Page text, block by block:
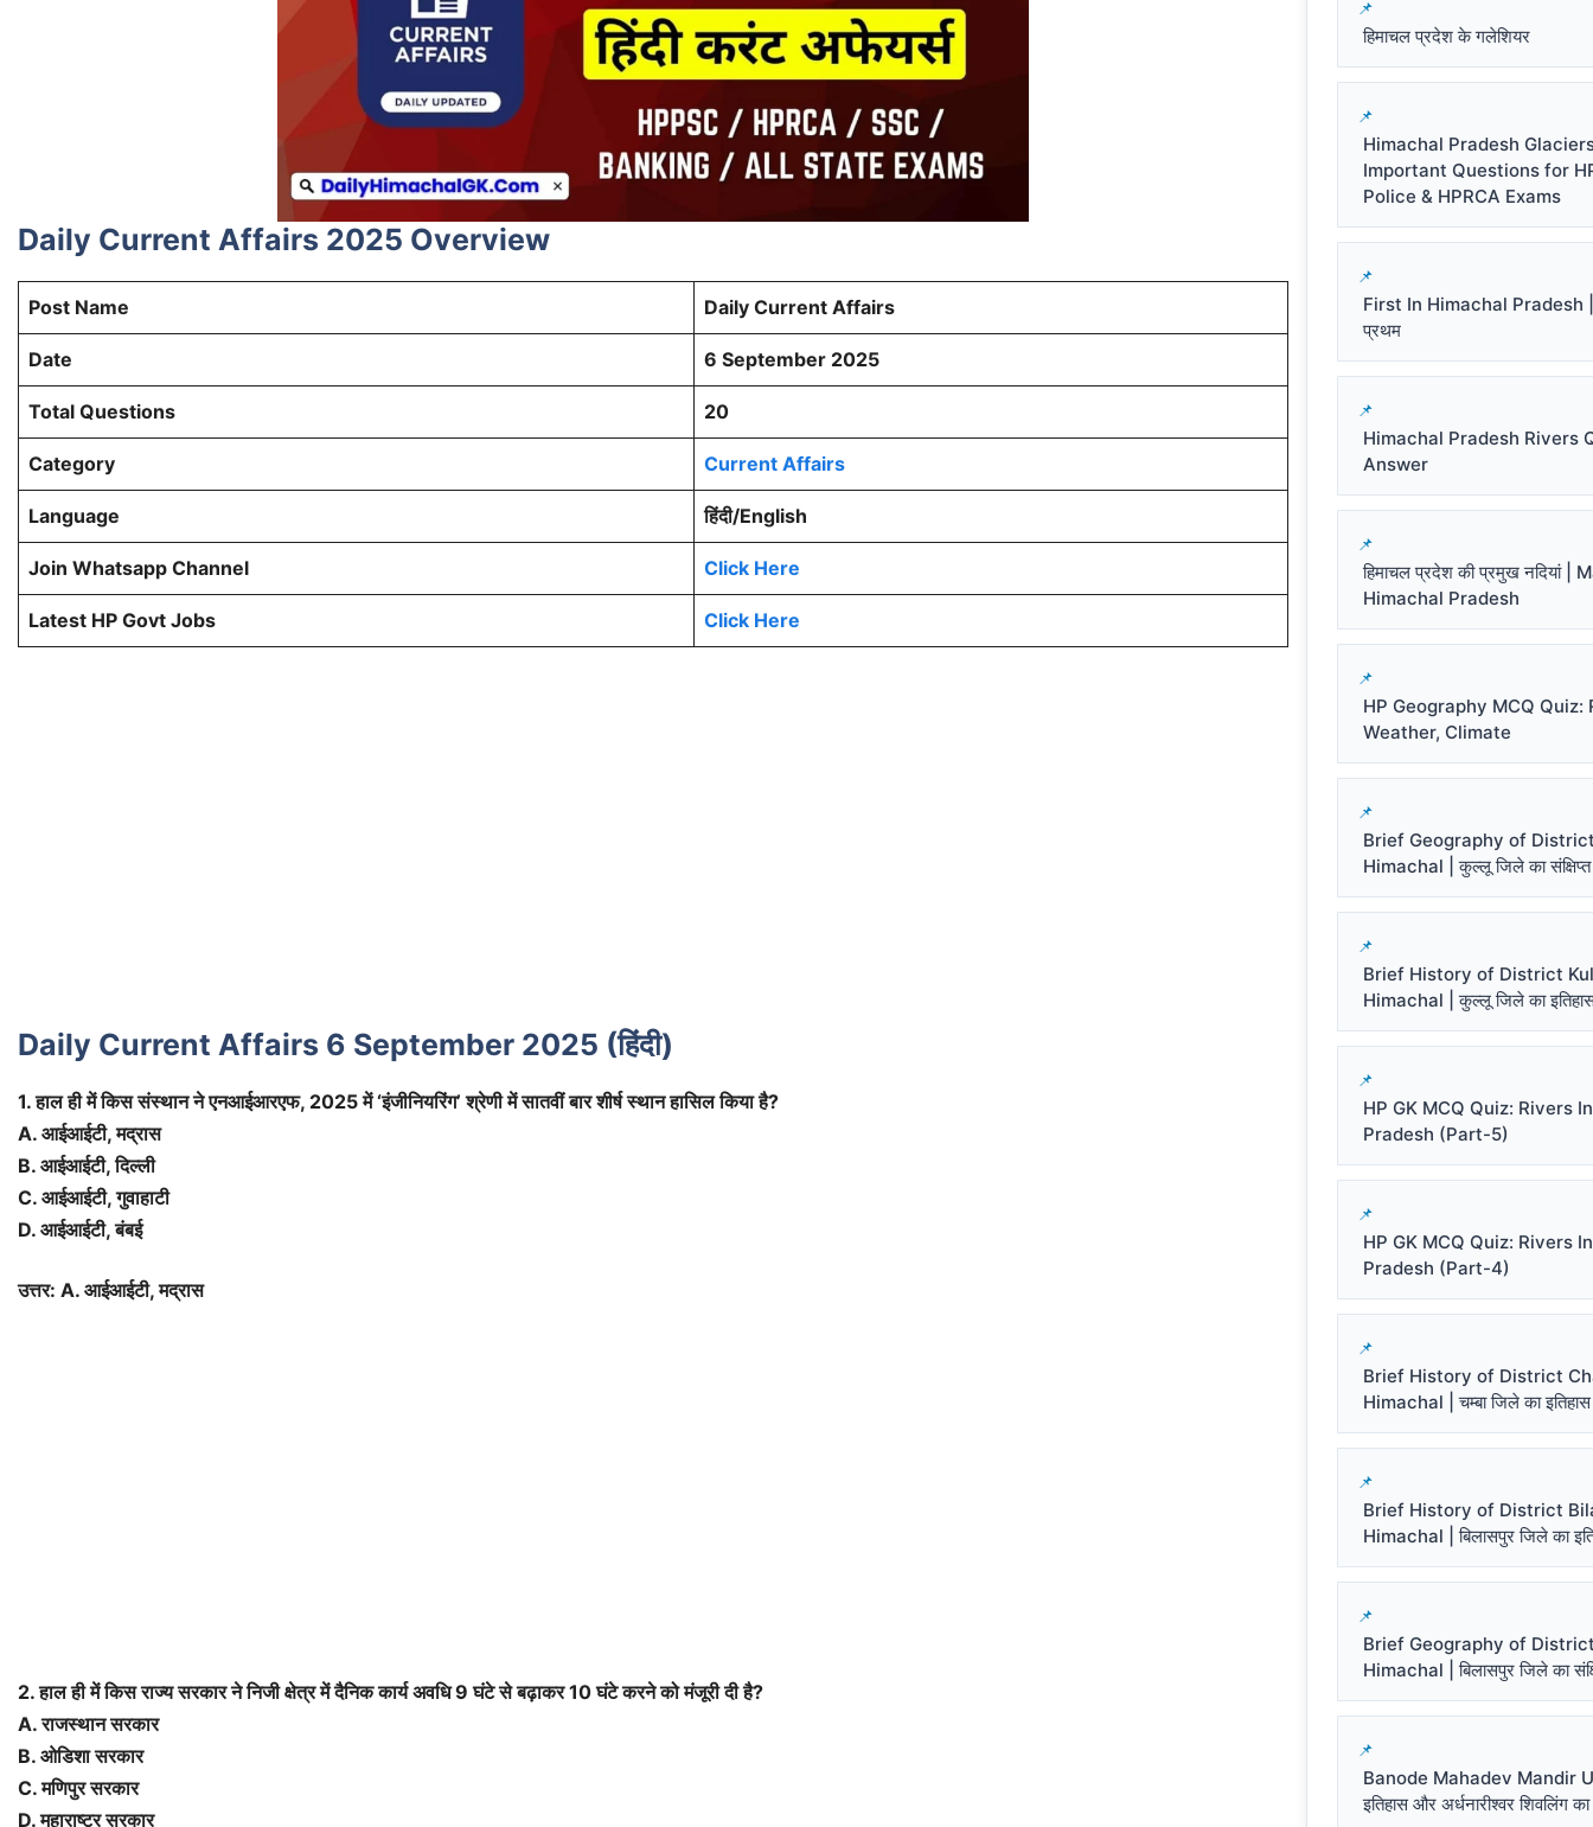
Daily Current Affairs 2025 Overview
Post Name Daily Current Affairs
Date 6 September 2025
Total Questions 20
Category Current Affairs
Language हिंदी/English
Join Whatsapp Channel Click Here
Latest HP Govt Jobs Click Here
Daily Current Affairs 6 September 2025 (हिंदी)
1. हाल ही में किस संस्थान ने एनआईआरएफ, 2025 में ‘इंजीनियरिंग’ श्रेणी में सातवीं बार शीर्ष स्थान हासिल किया है?
A. आईआईटी, मद्रास
B. आईआईटी, दिल्ली
C. आईआईटी, गुवाहाटी
D. आईआईटी, बंबई
उत्तर: A. आईआईटी, मद्रास
2. हाल ही में किस राज्य सरकार ने निजी क्षेत्र में दैनिक कार्य अवधि 9 घंटे से बढ़ाकर 10 घंटे करने को मंजूरी दी है?
A. राजस्थान सरकार
B. ओडिशा सरकार
C. मणिपुर सरकार
D. महाराष्ट्र सरकार
हिमाचल प्रदेश के गलेशियर
Himachal Pradesh
Important Questions for
Police & HPRCA Exams
First In Himachal Pradesh |
प्रथम
Himachal Pradesh Rivers
Answer
हिमाचल प्रदेश की प्रमुख नदियां
Himachal Pradesh
HP Geography MCQ Quiz:
Weather, Climate
Brief Geography of
Himachal | कुल्लू जिले का
Brief History of District
Himachal | कुल्लू जिले का
HP GK MCQ Quiz: Rivers
Pradesh (Part-5)
HP GK MCQ Quiz: Rivers
Pradesh (Part-4)
Brief History of District
Himachal | चम्बा जिले का इतिहास
Brief History of District
Himachal | बिलासपुर जिले का
Brief Geography of
Himachal | बिलासपुर जिले का
Banode Mahadev Mandir
इतिहास और अर्धनारीश्वर शिवलिंग